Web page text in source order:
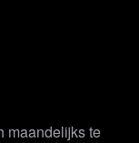
maandelijks te